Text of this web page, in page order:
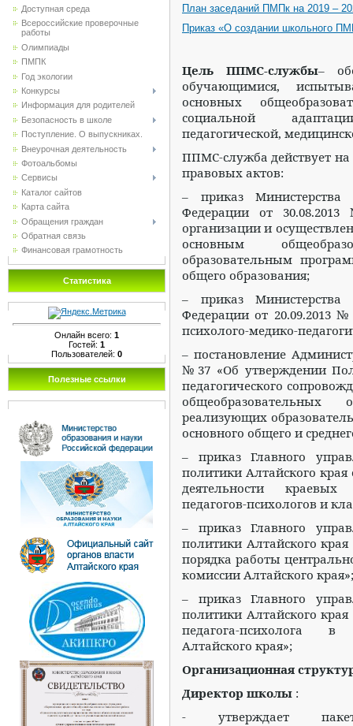
Доступная среда
Всероссийские проверочные
работы
Олимпиады
ПМПК
Год экологии
Конкурсы
Информация для родителей
Безопасность в школе
Поступление. О выпускниках.
Внеурочная деятельность
Фотоальбомы
Сервисы
Каталог сайтов
Карта сайта
Обращения граждан
Обратная связь
Финансовая грамотность
Статистика
Онлайн всего: 1
Гостей: 1
Пользователей: 0
Полезные ссылки
План заседаний ПМПк на 2019 –
Приказ «О создании школьного
Цель ППМС-службы–
обучающимися,
основных
социальной
педагогической,
ППМС-служба действует
правовых актов:
– приказ Министерства
Федерации от
организации и
основным
образовательным
общего образования;
– приказ Министерства
Федерации от 20.09.2013
психолого-медико-
– постановление
№37 «Об утверждении
педагогического
общеобразовательных
реализующих
основного общего и
– приказ Главного
политики Алтайского края
деятельности краевых
педагогов-психологов и
– приказ Главного
политики Алтайского
порядка работы
комиссии Алтайского края»;
– приказ Главного
политики Алтайского края
педагога-психолога в
Алтайского края»;
Организационная
Директор школы :
- утверждает